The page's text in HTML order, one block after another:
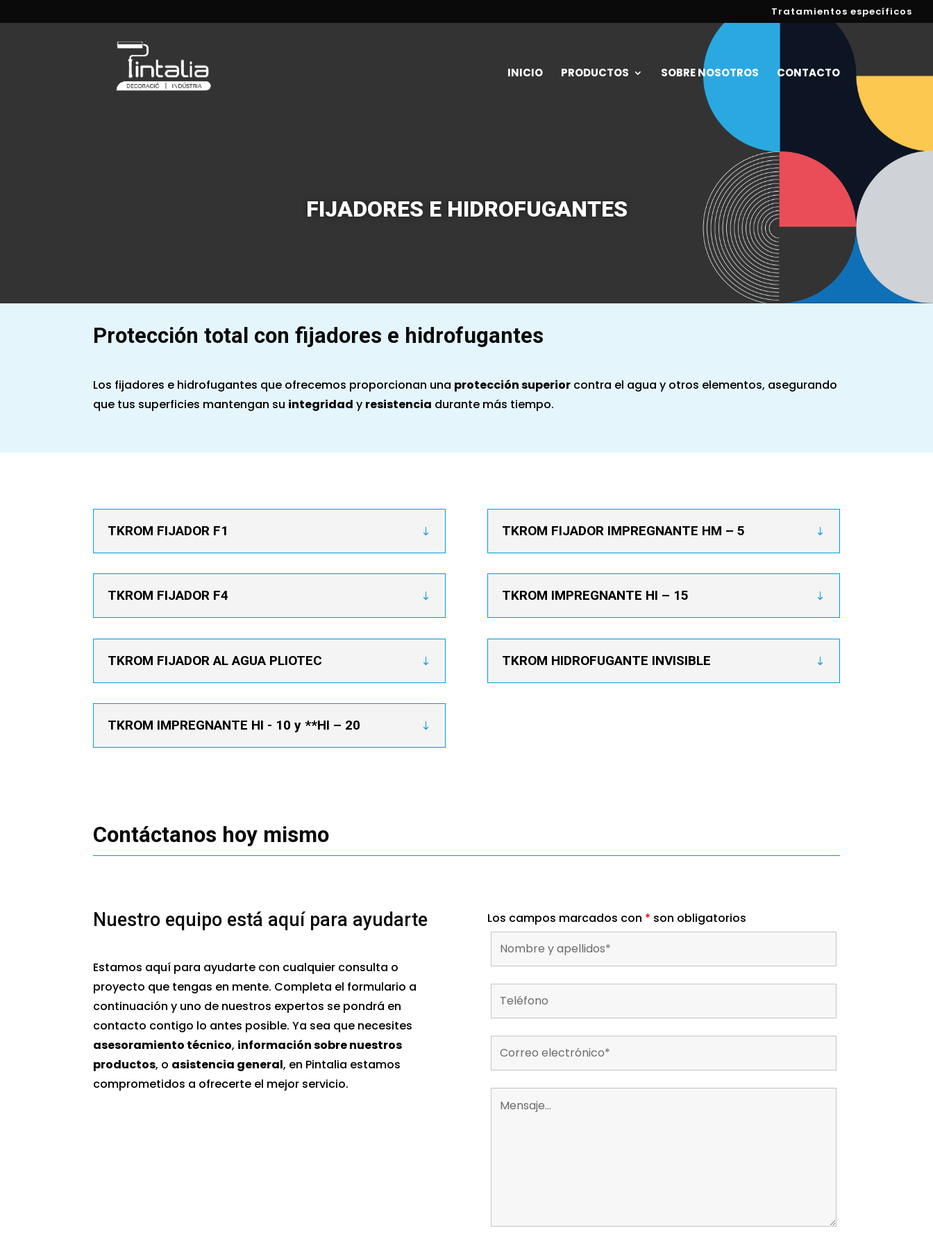
Tratamientos específicos
INICIO PRODUCTOS SOBRE NOSOTROS CONTACTO
FIJADORES E HIDROFUGANTES
Protección total con fijadores e hidrofugantes
Los fijadores e hidrofugantes que ofrecemos proporcionan una protección superior contra el agua y otros elementos, asegurando
que tus superficies mantengan su integridad y resistencia durante más tiempo.
TKROM FIJADOR F1
TKROM FIJADOR F4
TKROM FIJADOR AL AGUA PLIOTEC
TKROM IMPREGNANTE HI - 10 y **HI – 20
TKROM FIJADOR IMPREGNANTE HM – 5
TKROM IMPREGNANTE HI – 15
TKROM HIDROFUGANTE INVISIBLE
Contáctanos hoy mismo
Nuestro equipo está aquí para ayudarte
Estamos aquí para ayudarte con cualquier consulta o
proyecto que tengas en mente. Completa el formulario a
continuación y uno de nuestros expertos se pondrá en
contacto contigo lo antes posible. Ya sea que necesites
asesoramiento técnico, información sobre nuestros
productos, o asistencia general, en Pintalia estamos
comprometidos a ofrecerte el mejor servicio.
Los campos marcados con * son obligatorios